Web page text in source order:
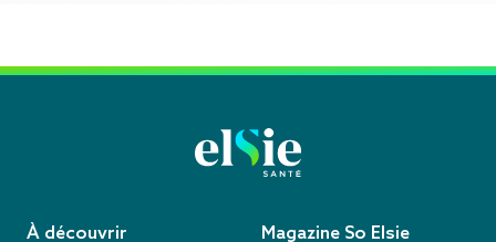
À découvrir Magazine So Elsie